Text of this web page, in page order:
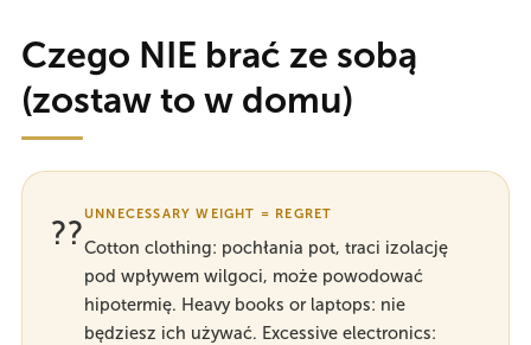
Czego NIE brać ze sobą
(zostaw to w domu)
??UNNECESSARY WEIGHT = REGRET
Cotton clothing: pochłania pot, traci izolację
pod wpływem wilgoci, może powodować
hipotermię. Heavy books or laptops: nie
będziesz ich używać. Excessive electronics: